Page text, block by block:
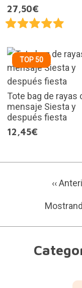
27,50€
TOP 50
Tote bag de rayas
mensaje Siesta y
después fiesta
12,45€
‹‹